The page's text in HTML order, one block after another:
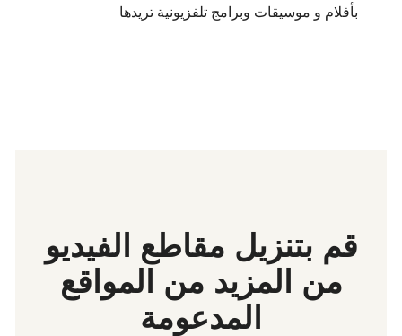
بأفلام و موسيقات وبرامج تلفزيونية تريدها
قم بتنزيل مقاطع الفيديو
من المزيد من المواقع
المدعومة